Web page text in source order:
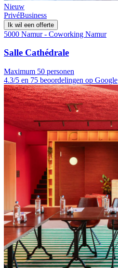
Nieuw
PrivéBusiness
Ik wil een offerte
5000 Namur - Coworking Namur
Salle Cathédrale
Maximum 50 personen
4.3/5 en 75 beoordelingen op Google